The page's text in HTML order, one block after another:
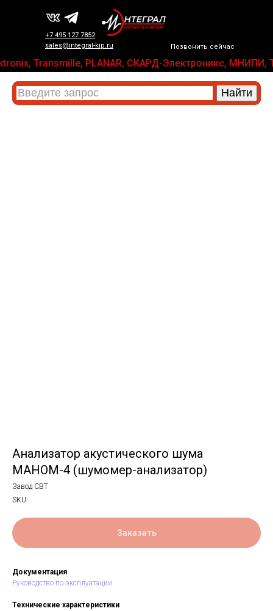
Позвонить сейчас
+7 495 127 7852
sales@integral-kip.ru
Transmille, PLANAR, СКАРД-Электроникс, МНИПИ,
Анализатор акустического шума
МАНОМ-4 (шумомер-анализатор)
Завод СВТ
SKU:
Заказать
Документация
Руководство по эксплуатации
Технические характеристики